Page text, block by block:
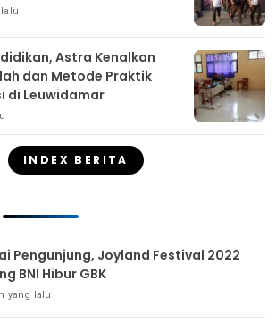
Astra Kenalkan
dan Metode Praktik
di Leuwidamar
INDEX BERITA
Pengunjung, Joyland Festival 2022
BNI Hibur GBK
yang lalu